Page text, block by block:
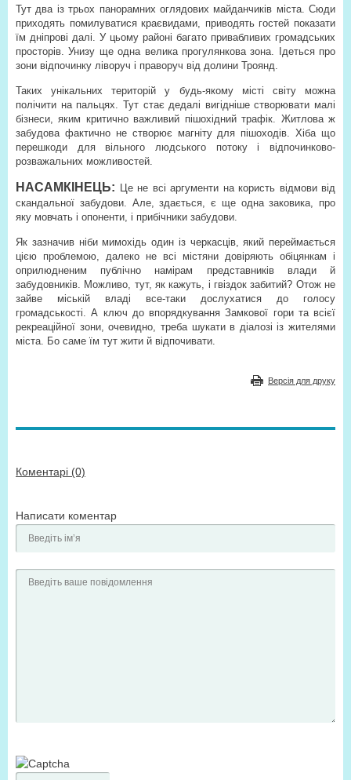
Тут два із трьох панорамних оглядових майданчиків міста. Сюди
приходять помилуватися краєвидами, приводять гостей показати
їм дніпрові далі. У цьому районі багато привабливих громадських
просторів. Унизу ще одна велика прогулянкова зона. Ідеться про
зони відпочинку ліворуч і праворуч від долини Троянд.
Таких унікальних територій у будь-якому місті світу можна
полічити на пальцях. Тут стає дедалі вигідніше створювати малі
бізнеси, яким критично важливий пішохідний трафік. Житлова ж
забудова фактично не створює магніту для пішоходів. Хіба що
перешкоди для вільного людського потоку і відпочинково-
розважальних можливостей.
НАСАМКІНЕЦЬ: Це не всі аргументи на користь відмови від
скандальної забудови. Але, здається, є ще одна заковика, про
яку мовчать і опоненти, і прибічники забудови.
Як зазначив ніби мимохідь один із черкасців, який переймається
цією проблемою, далеко не всі містяни довіряють обіцянкам і
оприлюдненим публічно намірам представників влади й
забудовників. Можливо, тут, як кажуть, і гвіздок забитий? Отож не
зайве міській владі все-таки дослухатися до голосу
громадськості. А ключ до впорядкування Замкової гори та всієї
рекреаційної зони, очевидно, треба шукати в діалозі із жителями
міста. Бо саме їм тут жити й відпочивати.
Версія для друку
Коментарі (0)
Написати коментар